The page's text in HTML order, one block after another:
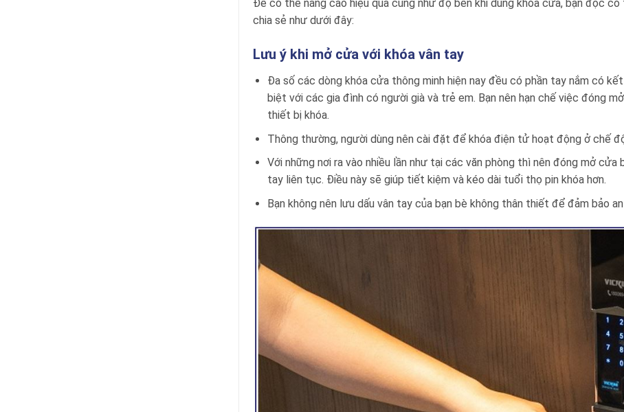
Để có thể nâng cao hiệu quả cũng như độ bền khi dùng khóa cửa, bạn đọc
chia sẻ như dưới đây:
Lưu ý khi mở cửa với khóa vân tay
Đa số các dòng khóa cửa thông minh hiện nay đều có phần tay nắm có
biệt với các gia đình có người già và trẻ em. Bạn nên hạn chế việc đóng
thiết bị khóa.
Thông thường, người dùng nên cài đặt để khóa điện tử hoạt động ở chế
Với những nơi ra vào nhiều lần như tại các văn phòng thì nên đóng mở
tay liên tục. Điều này sẽ giúp tiết kiệm và kéo dài tuổi thọ pin khóa hơn.
Bạn không nên lưu dấu vân tay của bạn bè không thân thiết để đảm bảo